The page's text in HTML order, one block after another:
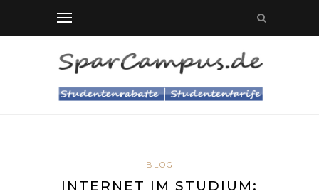
BLOG
INTERNET IM STUDIUM: